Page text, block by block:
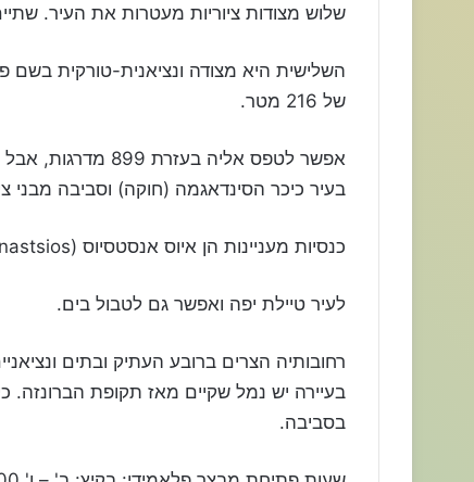
שלוש מצודות ציוריות מעטרות את העיר.
של 216 מטר.
אפשר לטפס אליה בעזרת 899 מדרגות, אבל אפשר גם להגיע אליה ברכב.
בעיר כיכר הסינדאגמה (חוקה) וסביבה מבני
כנסיות מעניינות הן איוס אנסטסיוס (Agios Anastsios) ואיוס ספירידון (Spiridon).
לעיר טיילת יפה ואפשר גם לטבול בים.
רחובותיה הצרים ברובע העתיק ובתים
בעיירה יש נמל שקיים מאז תקופת הברונזה.
בסביבה.